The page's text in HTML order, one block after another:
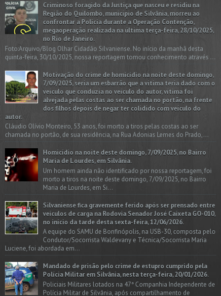
Criminoso foragido da Justiça que nasceu e residiu na
Região do Quilombo, município de Silvânia, morreu ao
confrontar a Polícia durante a Operação Contenção,
megaoperação realizada na última terça-feira, 28/10/2025,
no Rio de Janeiro.
Foto:Arquivo/Blog Olhar Cidadão Silvaniense. No início da manhã desta
quinta-feira, 30/10/2025, nossa reportagem tomou conhecimento através ...
Motivação do crime de homicídio na noite deste domingo,
7/09/2025, seria um esbarrão que a vitima teria dado com o
veículo que conduzia no veículo do autor, vítima foi
alvejada pelas costas ao ser chamada no portão, na frente
dos filhos depois de negar ter colidido com veículo do
autor.
Cláudio Olívio Monteiro, 53 anos, foi morto a tiros pelas costas ao ser
chamada no portão, de sua residência, na Rua Adonias Lemes do Prado,...
Homicídio na noite deste domingo, 7/09/2025, no Bairro
Maria de Lourdes, em Silvânia.
Um homem ainda não identificado por nossa reportagem, foi
morto a tiros na noite deste domingo, 7/09/2025, no Bairro
Maria de Lourdes, em Si...
Silvaniense fica gravemente ferido após ser prensado entre
veículos de carga na Rodovia Senador José Caixeta GO-010,
no início da tarde desta sexta-feira, 12/06/2026.
A equipe do SAMU de Bonfinópolis, na USB-30, composta pelo
Condutor/Socorrista Waldevany e Técnica/Socorrista Maria
Luciene, foi abordada em...
Mandado de prisão pelo crime de estupro cumprido pela
Polícia Militar em Silvânia, nesta terça-feira, 20/01/2026.
Policiais Militares lotados na 47ª Companhia Independente de
Polícia Militar de Silvânia, após compartilhamento de